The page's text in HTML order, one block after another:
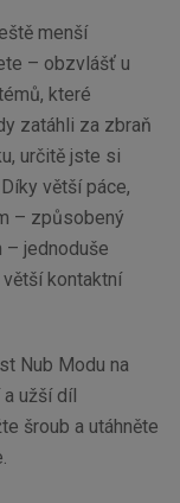
menší
– obzvlášť u
které
zatáhli za zbraň
určitě jste si
větší páce,
– způsobený
– jednoduše
kontaktní
Nub Modu na
užší díl
šroub a utáhněte